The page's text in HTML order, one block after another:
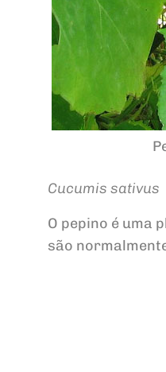
Cucumis sativus
O pepino é uma
são